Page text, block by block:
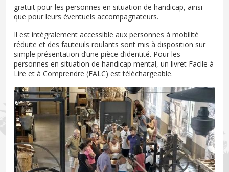
gratuit pour les personnes en situation de handicap, ainsi
que pour leurs éventuels accompagnateurs.
Il est intégralement accessible aux personnes à mobilité
réduite et des fauteuils roulants sont mis à disposition sur
simple présentation d’une pièce d’identité. Pour les
personnes en situation de handicap mental, un livret Facile à
Lire et à Comprendre (FALC) est téléchargeable.